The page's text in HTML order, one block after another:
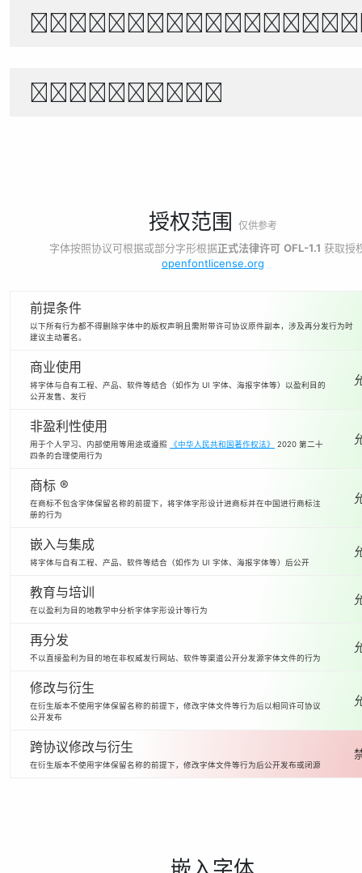
世界宇宙浩瀚無垠，科技創新永無止
1234567890
授权范围 仅供参考
字体按照协议可根据或部分字形根据正式法律许可 OFL-1.1 获取授
openfontlicense.org
前提条件
以下所有行为都不得删除字体中的版权声明且需附带许可协议原件副本，涉及再分发行为时
建议主动署名。
商业使用
将字体与自有工程、产品、软件等结合（如作为 UI 字体、海报字体等）以盈利目的
公开发售、发行
非盈利性使用
用于个人学习、内部使用等用途或遵照 《中华人民共和国著作权法》
2020 第二十
四条的合理使用行为
商标 ®
在商标不包含字体保留名称的前提下，将字体字形设计进商标并在中国进行商标注
册的行为
嵌入与集成
将字体与自有工程、产品、软件等结合（如作为 UI 字体、海报字体等）后公开
教育与培训
在以盈利为目的地教学中分析字体字形设计等行为
再分发
不以直接盈利为目的地在非权威发行网站、软件等渠道公开分发源字体文件的行为
修改与衍生
在衍生版本不使用字体保留名称的前提下，修改字体文件等行为后以相同许可协议
公开发布
跨协议修改与衍生
在衍生版本不使用字体保留名称的前提下，修改字体文件等行为后公开发布或闭源